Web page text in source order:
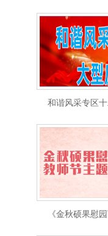
和谐风采专区
《金秋硕果慰